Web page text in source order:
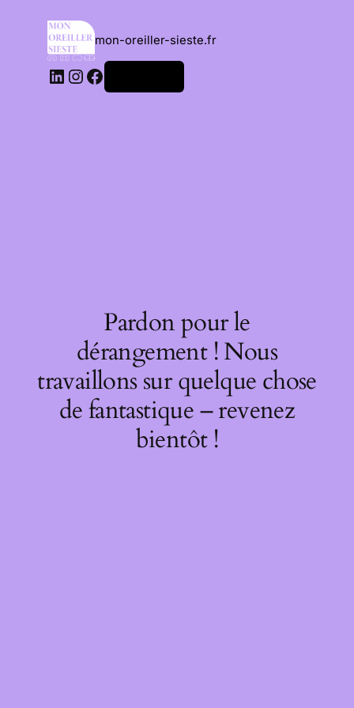
mon-oreiller-sieste.fr
Pardon pour le
dérangement ! Nous
travaillons sur quelque chose
de fantastique – revenez
bientôt !